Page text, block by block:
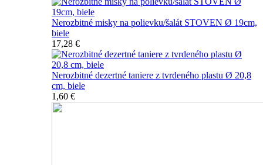
Nerozbitné misky na polievku/šalát STOVEN Ø 19cm,
biele
17,28 €
Nerozbitné dezertné taniere z tvrdeného plastu Ø 20,8
cm, biele
1,60 €